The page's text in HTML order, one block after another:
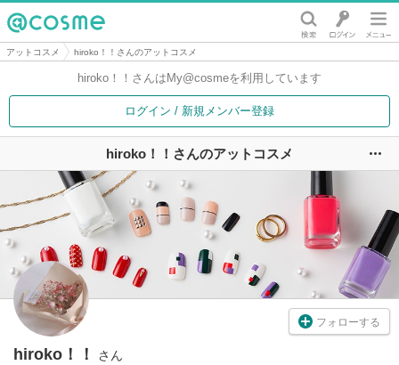
@cosme
アットコスメ hiroko！！さんのアットコスメ
hiroko！！さんは My@cosmeを利用しています
ログイン / 新規メンバー登録
hiroko！！さんのアットコスメ
フォローする
hiroko！！ さん